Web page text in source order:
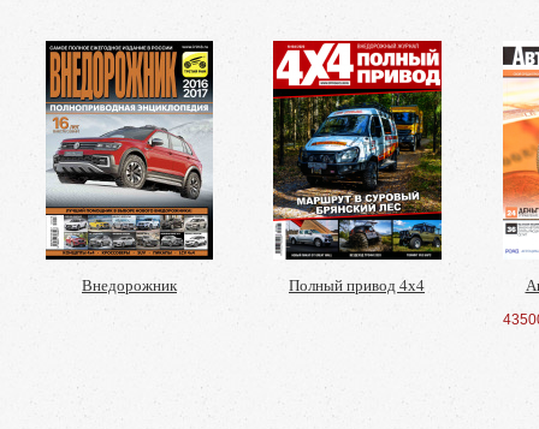
Внедорожник Полный привод 4х4